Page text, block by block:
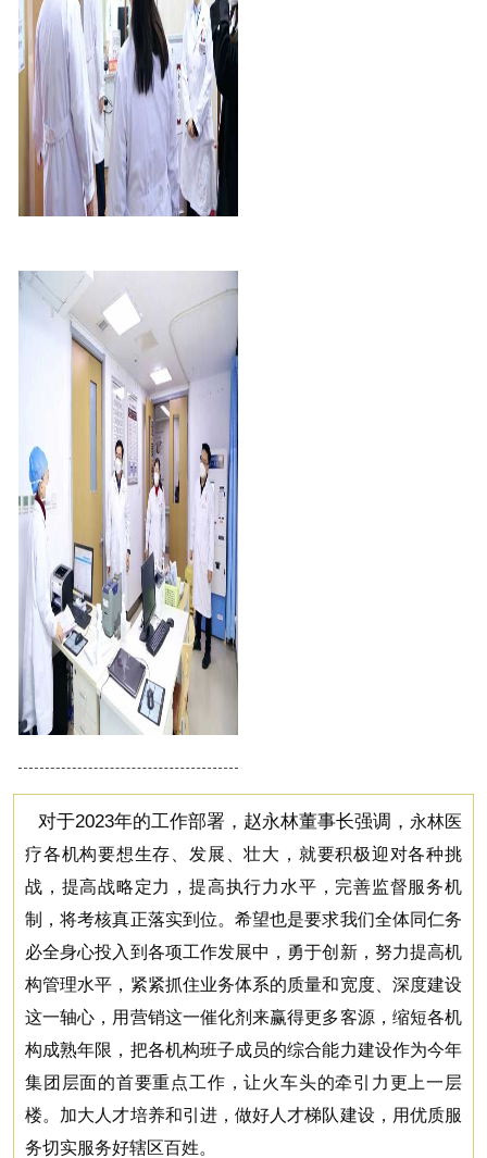
对于2023年的工作部署，赵永林董事长强调， 永林医
疗各机构要想生存、发展、壮大，就要积极迎对各种挑
战，提高战略定力，提高执行力水平，完善监督服务机
制，将考核真正落实到位。希望也是要求我们全体同仁务
必全身心投入到各项工作发展中，勇于创新，努力提高机
构管理水平，紧紧抓住业务体系的质量和宽度、深度建设
这一轴心， 用营销这一催化剂来赢得更多客源，缩短各机
构成熟年限，把各机构班子成员的综合能力建设作为今年
集团层面的首要重点工作，让火车头的牵引力更上一层
楼。加大人才培养和引进，做好人才梯队建设，用优质服
务切实服务好辖区百姓。